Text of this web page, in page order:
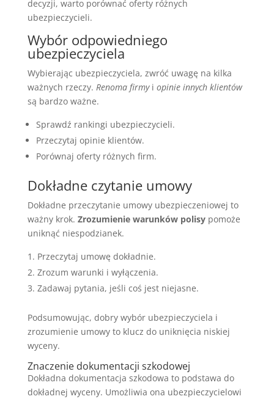
decyzji, warto porównać oferty różnych
ubezpieczycieli.
Wybór odpowiedniego
ubezpieczyciela
Wybierając ubezpieczyciela, zwróć uwagę na kilka
ważnych rzeczy. Renoma firmyi opinie innych klientów
są bardzo ważne.
Sprawdź rankingi ubezpieczycieli.
Przeczytaj opinie klientów.
Porównaj oferty różnych firm.
Dokładne czytanie umowy
Dokładne przeczytanie umowy ubezpieczeniowej to
ważny krok. Zrozumienie warunków polisypomoże
uniknąć niespodzianek.
Przeczytaj umowę dokładnie.
Zrozum warunki i wyłączenia.
Zadawaj pytania, jeśli coś jest niejasne.
Podsumowując, dobry wybór ubezpieczyciela i
zrozumienie umowy to klucz do uniknięcia niskiej
wyceny.
Znaczenie dokumentacji szkodowej
Dokładna dokumentacja szkodowa to podstawa do
dokładnej wyceny. Umożliwia ona ubezpieczycielowi